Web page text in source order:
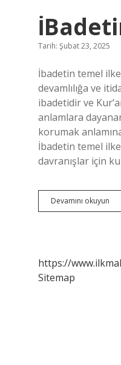
Tarih: Şubat 23, 2025
İbadetin temel
devamlılığa ve
ibadetidir ve
anlamlara
korumak
İbadetin temel
davranışlar için
Devamını okuyun
https://
Sitemap